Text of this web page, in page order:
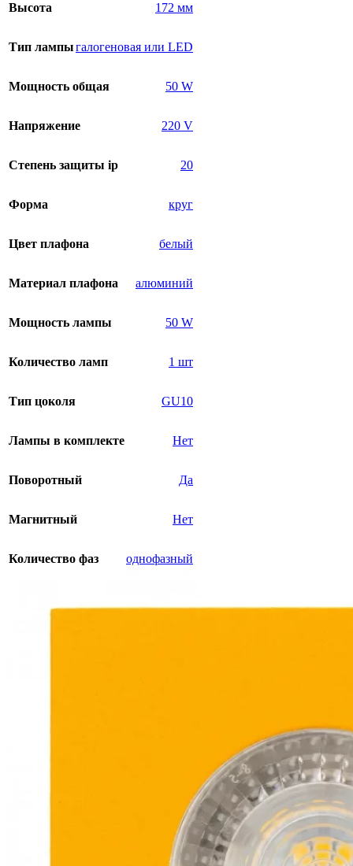
Высота 172 мм
Тип лампыгалогеновая или LED
Мощность общая 50 W
Напряжение 220 V
Степень защиты ip 20
Форма круг
Цвет плафона белый
Материал плафона алюминий
Мощность лампы 50 W
Количество ламп 1 шт
Тип цоколя GU10
Лампы в комплекте Нет
Поворотный Да
Магнитный Нет
Количество фаз однофазный